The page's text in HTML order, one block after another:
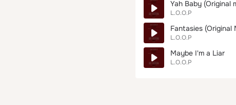
Yah Baby (Original
L.O.O.P
Fantasies (Original
L.O.O.P
Maybe I'm a Liar
L.O.O.P